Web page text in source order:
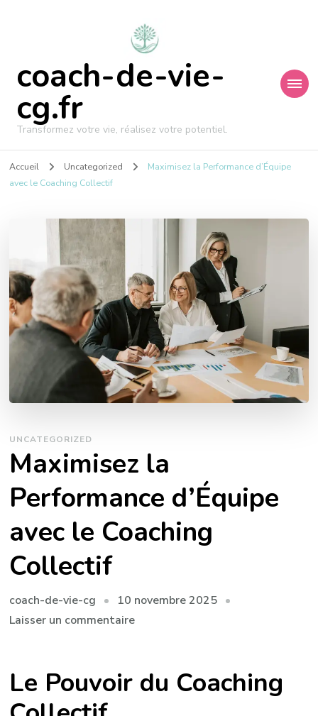
coach-de-vie-
cg.fr
Transformez votre vie, réalisez votre potentiel.
Accueil Uncategorized
Maximisez la Performance d’Équipe
avec le Coaching Collectif
UNCATEGORIZED
Maximisez la
Performance d’Équipe
avec le Coaching
Collectif
coach-de-vie-cg
10 novembre 2025
Laisser un commentairesur
Performance
d’Équipe
Le Pouvoir du Coaching